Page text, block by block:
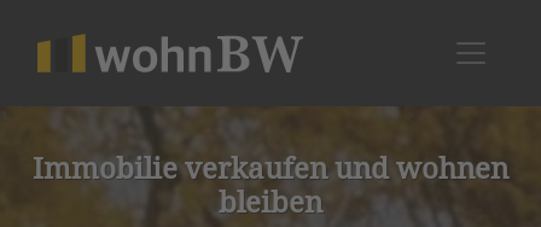
Immobilie verkaufen und wohnen
bleiben